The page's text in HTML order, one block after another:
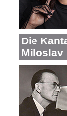
Die
Miloslav